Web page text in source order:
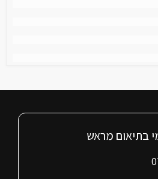
בתיאום מראש